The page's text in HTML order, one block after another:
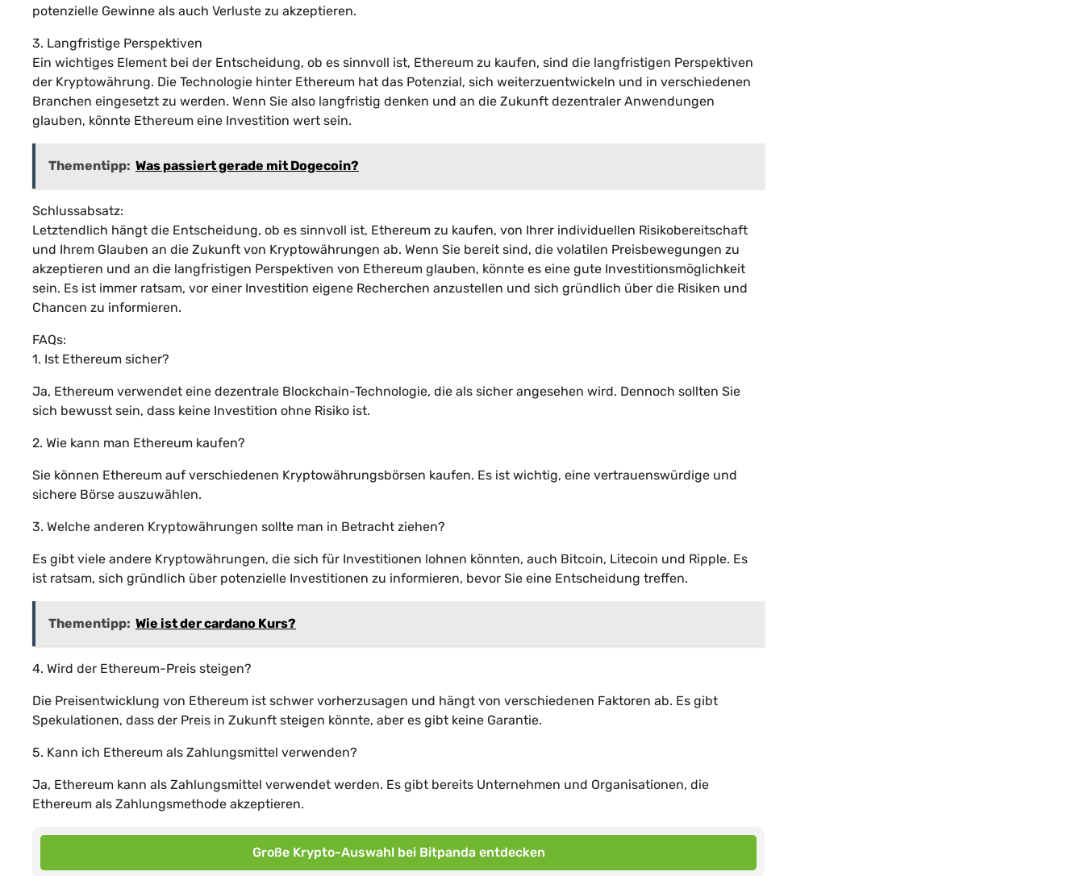
potenzielle Gewinne als auch Verluste zu akzeptieren.
3. Langfristige Perspektiven
Ein wichtiges Element bei der Entscheidung, ob es sinnvoll ist, Ethereum zu kaufen, sind die langfristigen Perspektiven
der Kryptowährung. Die Technologie hinter Ethereum hat das Potenzial, sich weiterzuentwickeln und in verschiedenen
Branchen eingesetzt zu werden. Wenn Sie also langfristig denken und an die Zukunft dezentraler Anwendungen
glauben, könnte Ethereum eine Investition wert sein.
Thementipp: Was passiert gerade mit Dogecoin?
Schlussabsatz:
Letztendlich hängt die Entscheidung, ob es sinnvoll ist, Ethereum zu kaufen, von Ihrer individuellen Risikobereitschaft
und Ihrem Glauben an die Zukunft von Kryptowährungen ab. Wenn Sie bereit sind, die volatilen Preisbewegungen zu
akzeptieren und an die langfristigen Perspektiven von Ethereum glauben, könnte es eine gute Investitionsmöglichkeit
sein. Es ist immer ratsam, vor einer Investition eigene Recherchen anzustellen und sich gründlich über die Risiken und
Chancen zu informieren.
FAQs:
1. Ist Ethereum sicher?
Ja, Ethereum verwendet eine dezentrale Blockchain-Technologie, die als sicher angesehen wird. Dennoch sollten Sie
sich bewusst sein, dass keine Investition ohne Risiko ist.
2. Wie kann man Ethereum kaufen?
Sie können Ethereum auf verschiedenen Kryptowährungsbörsen kaufen. Es ist wichtig, eine vertrauenswürdige und
sichere Börse auszuwählen.
3. Welche anderen Kryptowährungen sollte man in Betracht ziehen?
Es gibt viele andere Kryptowährungen, die sich für Investitionen lohnen könnten, auch Bitcoin, Litecoin und Ripple. Es
ist ratsam, sich gründlich über potenzielle Investitionen zu informieren, bevor Sie eine Entscheidung treffen.
Thementipp: Wie ist der cardano Kurs?
4. Wird der Ethereum-Preis steigen?
Die Preisentwicklung von Ethereum ist schwer vorherzusagen und hängt von verschiedenen Faktoren ab. Es gibt
Spekulationen, dass der Preis in Zukunft steigen könnte, aber es gibt keine Garantie.
5. Kann ich Ethereum als Zahlungsmittel verwenden?
Ja, Ethereum kann als Zahlungsmittel verwendet werden. Es gibt bereits Unternehmen und Organisationen, die
Ethereum als Zahlungsmethode akzeptieren.
Große Krypto-Auswahl bei Bitpanda entdecken